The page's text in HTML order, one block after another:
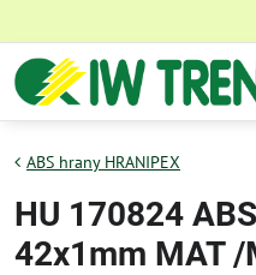
ABS hrany HRANIPEX
HU 170824
42x1mm MAT